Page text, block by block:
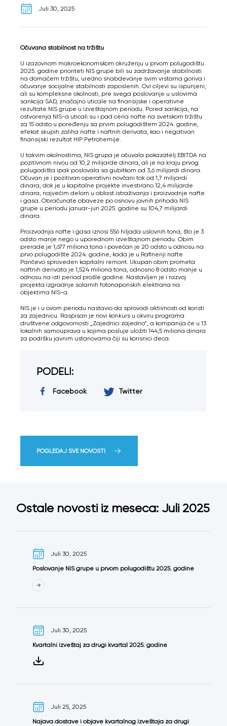
Juli 30, 2025
Očuvana stabilnost na tržištu
U izazovnom makroekonomskom okruženju u prvom polugodištu
2025. godine prioriteti NIS grupe bili su zadržavanje stabilnosti
na domaćem tržištu, uredno snabdevanje svim vrstama goriva i
očuvanje socijalne stabilnosti zaposlenih. Ovi ciljevi su ispunjeni,
ali su kompleksne okolnosti, pre svega poslovanje u uslovima
sankcija SAD, značajno uticale na finansijske i operativne
rezultate NIS grupe u izveštajnom periodu. Pored sankcija, na
ostvarenja NIS-a uticali su i pad cena nafte na svetskom tržištu
za 15 odsto u poređenju sa prvim polugodištem 2024. godine,
efekat skupih zaliha nafte i naftnih derivata, kao i negativan
finansijski rezultat HIP Petrohemije.
U takvim okolnostima, NIS grupa je očuvala pokazatelj EBITDA na
pozitivnom nivou od 10,2 milijarde dinara, ali je na kraju prvog
polugodišta ipak poslovala sa gubitkom od 3,6 milijardi dinara.
Očuvan je i pozitivan operativni novčani tok od 1,7 milijardi
dinara, dok je u kapitalne projekte investirano 12,4 milijarde
dinara, najvećim delom u oblast istraživanja i proizvodnje nafte
i gasa. Obračunate obaveze po osnovu javnih prihoda NIS
grupe u periodu januar-jun 2025. godine su 104,7 milijardi
dinara.
Proizvodnja nafte i gasa iznosi 556 hiljada uslovnih tona, što je 3
odsto manje nego u uporednom izveštajnom periodu. Obim
prerade je 1,677 miliona tona i povećan je 20 odsto u odnosu na
prvo polugodište 2024. godine, kada je u Rafineriji nafte
Pančevo sproveden kapitalni remont. Ukupan obim prometa
naftnih derivata je 1,524 miliona tona, odnosno 8 odsto manje u
odnosu na isti period prošle godine. Nastavljen je i razvoj
projekta izgradnje solarnih fotonaponskih elektrana na
objektima NIS-a.
NIS je i u ovom periodu nastavio da sprovodi aktivnosti od koristi
za zajednicu. Raspisan je novi konkurs u okviru programa
društvene odgovornosti „Zajednici zajedno“, a kompanija će u 13
lokalnih samouprava u kojima posluje uložiti 144,5 miliona dinara
za podršku javnim ustanovama čiji su korisnici deca.
PODELI:
Facebook Twitter
POGLEDAJ SVE NOVOSTI
Ostale novosti iz meseca: Juli 2025
Juli 30, 2025
Poslovanje NIS grupe u prvom polugodištu 2025. godine
Juli 30, 2025
Kvartalni izveštaj za drugi kvartal 2025. godine
Juli 25, 2025
Najava dostave i objave kvartalnog izveštaja za drugi